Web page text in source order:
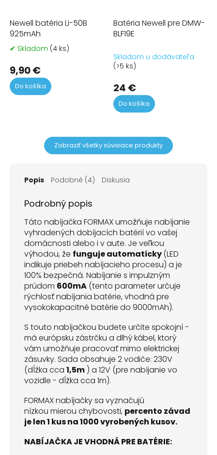
Newell batéria Li-50B
925mAh
hodnotenie
produktu
hviezdičiek.
✔ Skladom (4 ks)
9,90 €
Do košíka
Batéria Newell pre DMW-
BLF19E
Skladom u dodávateľa
(>5 ks)
24 €
Do košíka
Zobraziť všetky súvisiace produkty
Popis Podobné (4) Diskusia
Podrobný popis
Táto nabíjačka FORMAX umožňuje nabíjanie
vyhradených dobíjacích batérií vo vašej
domácnosti alebo i v aute. Je veľkou
výhodou, že funguje automaticky(LED
indikuje priebeh nabíjacieho procesu) a je
100% bezpečná. Nabíjanie s impulzným
prúdom 600mA (tento parameter určuje
rýchlosť nabíjania batérie, vhodná pre
vysokokapacitné batérie do 9000mAh).
S touto nabíjačkou budete určite spokojní -
má európsku zástrčku a dlhý kábel, ktorý
vám umožňuje pracovať mimo elektrickej
zásuvky. Sada obsahuje 2 vodiče: 230V
(dĺžka cca 1,5m ) a 12V (pre nabíjanie vo
vozidle - dĺžka cca 1m).
FORMAX nabíjačky sa vyznačujú
nízkou mierou chybovosti, percento závad
je len 1 kus na 1000 vyrobených kusov.
NABÍJAČKA JE VHODNÁ PRE BATÉRIE: